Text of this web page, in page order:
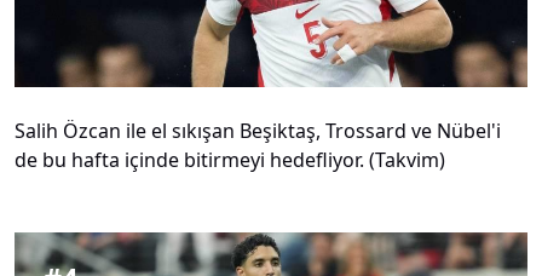
Salih Özcan ile el sıkışan Beşiktaş, Trossard ve Nübel'i
de bu hafta içinde bitirmeyi hedefliyor. (Takvim)